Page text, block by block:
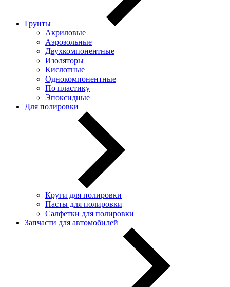
Грунты
Акриловые
Аэрозольные
Двухкомпонентные
Изоляторы
Кислотные
Однокомпонентные
По пластику
Эпоксидные
Для полировки
Круги для полировки
Пасты для полировки
Салфетки для полировки
Запчасти для автомобилей